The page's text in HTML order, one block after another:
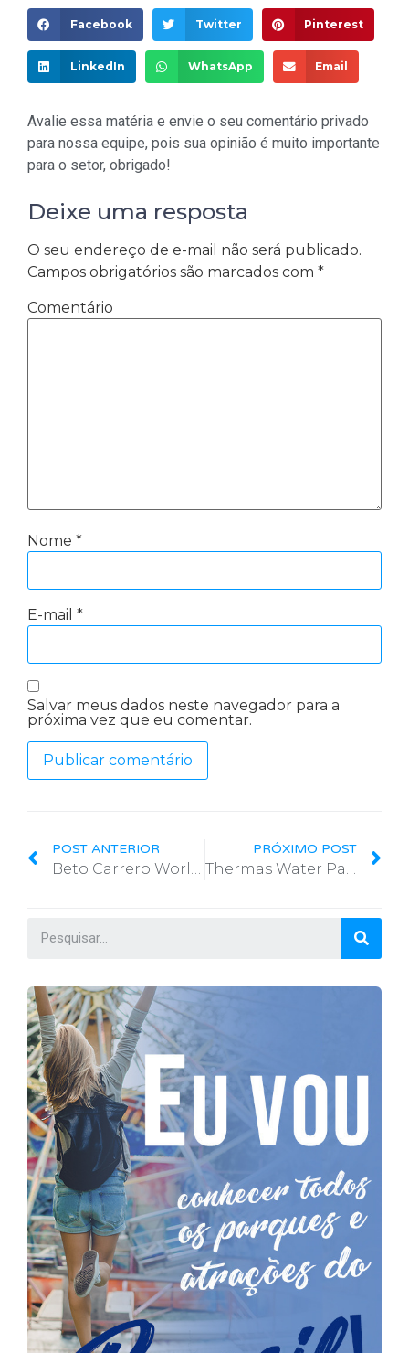
Facebook Twitter Pinterest
LinkedIn WhatsApp Email
Avalie essa matéria e envie o seu comentário privado
para nossa equipe, pois sua opinião é muito importante
para o setor, obrigado!
Deixe uma resposta
O seu endereço de e-mail não será publicado.
Campos obrigatórios são marcados com *
Comentário
Nome *
E-mail *
Salvar meus dados neste navegador para a
próxima vez que eu comentar.
POST ANTERIOR
Beto Carrero World doa respiradores
PRÓXIMO POST
Thermas Water Park (SP) tem novo diretor de Marketing e Vendas